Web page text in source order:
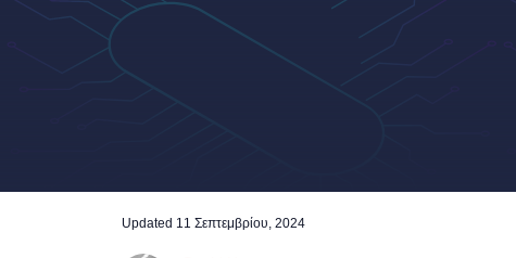
Updated 11 Σεπτεμβρίου, 2024